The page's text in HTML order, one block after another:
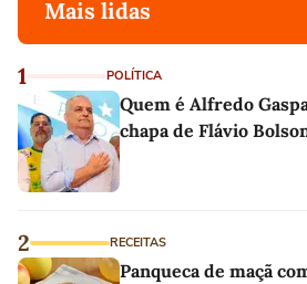
Mais lidas
1 POLÍTICA
Quem é Alfredo
chapa de Flávio
2 RECEITAS
Panqueca de maçã